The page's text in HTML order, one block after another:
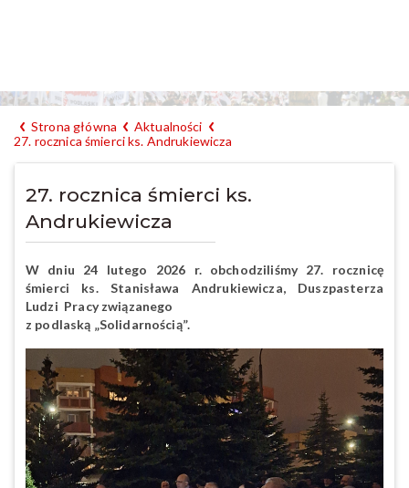
Strona główna
Aktualności
27. rocznica śmierci ks. Andrukiewicza
27. rocznica śmierci ks.
Andrukiewicza
W dniu 24 lutego 2026 r. obchodziliśmy 27. rocznicę
śmierci ks. Stanisława Andrukiewicza, Duszpasterza
Ludzi Pracy związanego
z podlaską „Solidarnością”.